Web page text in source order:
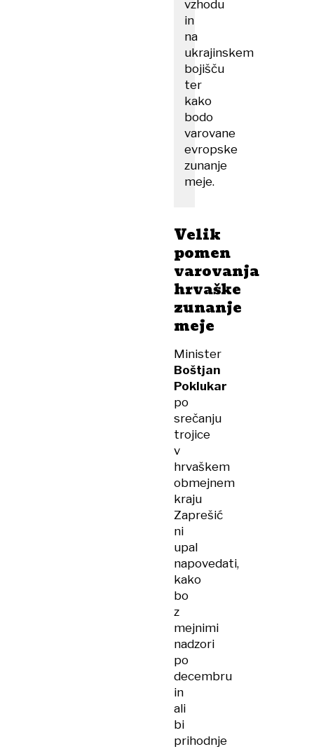
vzhodu
in
na
ukrajinskem
bojišču
ter
kako
bodo
varovane
evropske
zunanje
meje.
Velik
pomen
varovanja
hrvaške
zunanje
meje
Minister
Boštjan
Poklukar
po
srečanju
trojice
v
hrvaškem
obmejnem
kraju
Zaprešić
ni
upal
napovedati,
kako
bo
z
mejnimi
nadzori
po
decembru
in
ali
bi
prihodnje